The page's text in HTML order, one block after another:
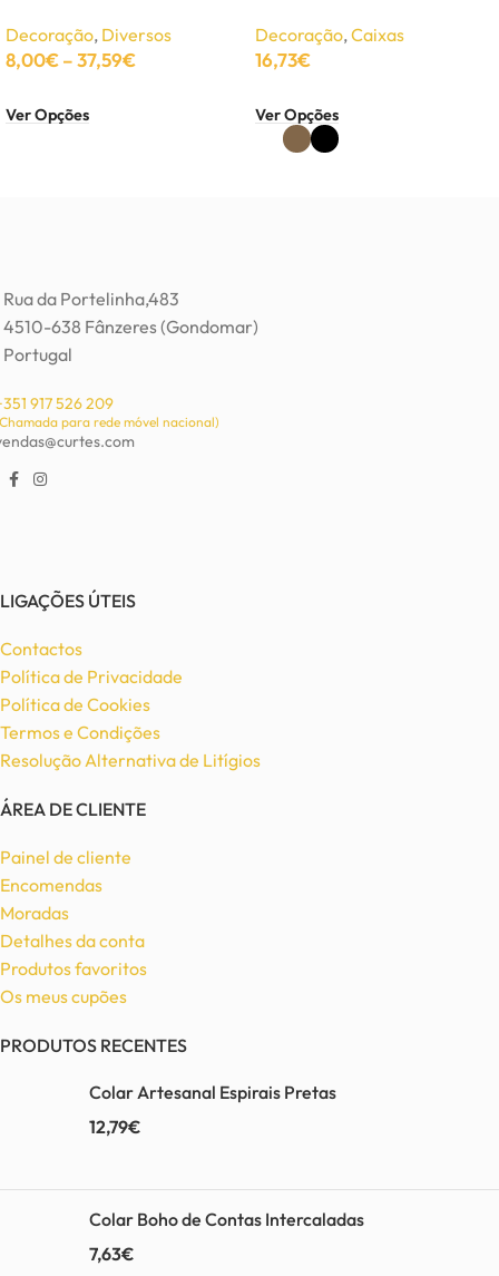
Decoração, Diversos
8,00€–37,59€
Ver Opções
Decoração, Caixas
16,73€
Ver Opções
Rua da Portelinha,483
4510-638 Fânzeres (Gondomar)
Portugal
917 526 209
para rede móvel nacional)
LIGAÇÕES ÚTEIS
Contactos
Política de Privacidade
Política de Cookies
Termos e Condições
Resolução Alternativa de Litígios
ÁREA DE CLIENTE
Painel de cliente
Encomendas
Moradas
Detalhes da conta
Produtos favoritos
Os meus cupões
PRODUTOS RECENTES
Colar Artesanal Espirais Pretas
12,79€
Colar Boho de Contas Intercaladas
7,63€